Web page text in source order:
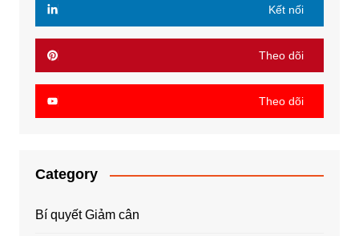
Kết nối
Theo dõi
Theo dõi
Category
Bí quyết Giảm cân